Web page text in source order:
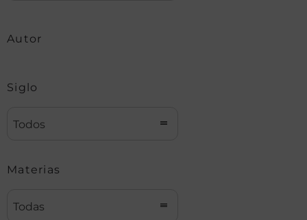
Autor
Siglo
Todos
Materias
Todas